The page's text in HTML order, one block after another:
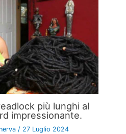
più lunghi al
impressionante.
/ 27 Luglio 2024